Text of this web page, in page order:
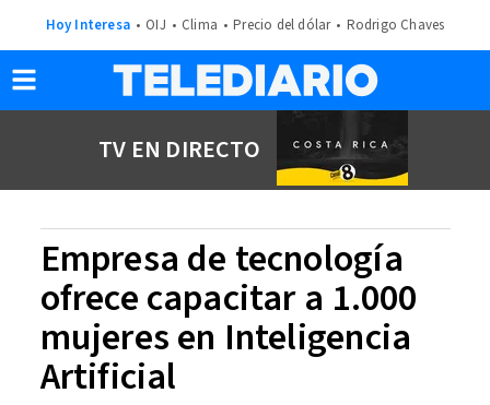
Hoy Interesa OIJ Clima Precio del dólar Rodrigo Chaves
TV EN DIRECTO
Empresa de tecnología
ofrece capacitar a 1.000
mujeres en Inteligencia
Artificial